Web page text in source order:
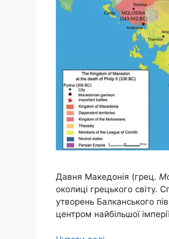
Давня Македонія (грец.
околиці грецького світу.
утворень Балканського
центром найбільшої